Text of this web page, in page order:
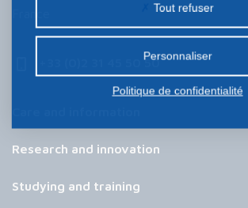
+33 (0)2 31 45 50 50
Research and innovation
Studying and training
préalable.
Tout refuser
Personnaliser
Politique de confidentialité